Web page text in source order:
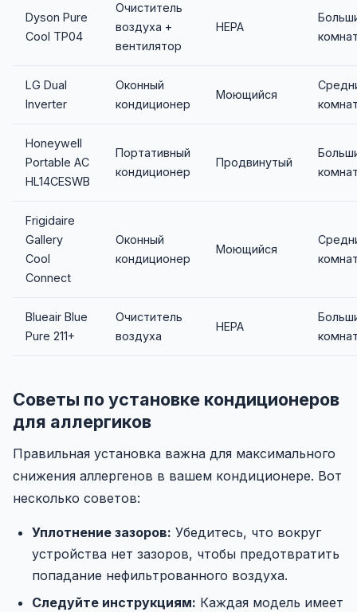
Dyson Pure
Cool TP04
Очиститель
воздуха +
вентилятор
HEPA
LG Dual
Inverter
Оконный
кондиционер
Моющийся
Honeywell
Portable AC
HL14CESWB
Портативный
кондиционер
Продвинутый
Frigidaire
Gallery
Cool
Connect
Оконный
кондиционер
Моющийся
Blueair Blue
Pure 211+
Очиститель
воздуха
HEPA
Советы по установке кондиционеров
для аллергиков
Правильная установка важна для максимального
снижения аллергенов в вашем кондиционере. Вот
несколько советов:
Уплотнение зазоров: Убедитесь, что вокруг
устройства нет зазоров, чтобы предотвратить
попадание нефильтрованного воздуха.
Следуйте инструкциям: Каждая модель имеет